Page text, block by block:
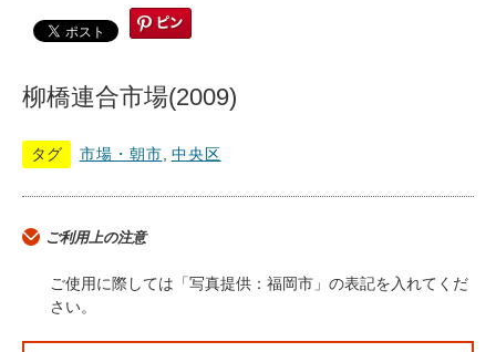
柳橋連合市場(2009)
タグ 市場・朝市 中央区
ご利用上の注意
ご使用に際しては「写真提供：福岡市」の表記を入れてくだ
さい。